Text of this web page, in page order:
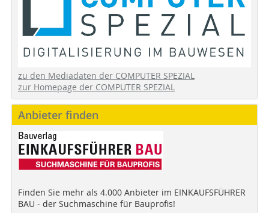
zu den Mediadaten der COMPUTER SPEZIAL
zur Homepage der COMPUTER SPEZIAL
Anbieter finden
Finden Sie mehr als 4.000 Anbieter im EINKAUFSFÜHRER
BAU - der Suchmaschine für Bauprofis!